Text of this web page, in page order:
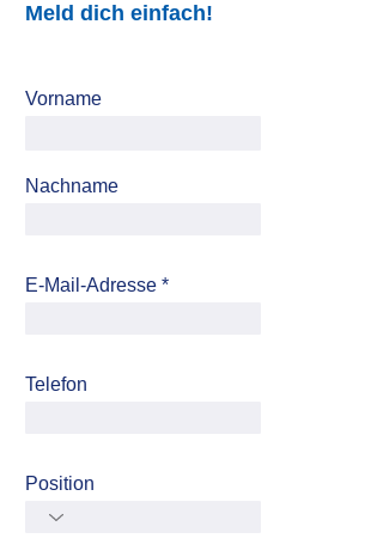
Meld dich einfach!
Vorname
Nachname
E-Mail-Adresse
Telefon
Position